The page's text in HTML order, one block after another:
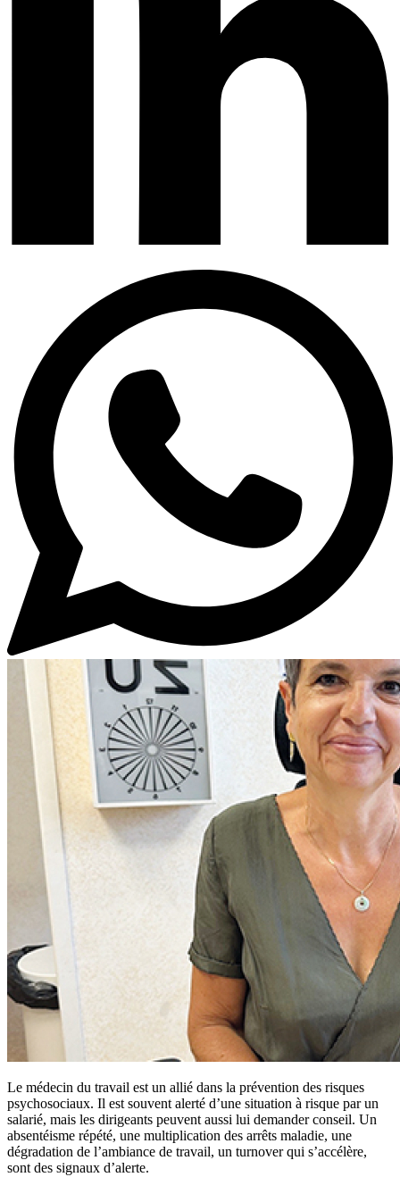
Le médecin du travail est un allié dans la prévention des risques
psychosociaux. Il est souvent alerté d’une situation à risque par un
salarié, mais les dirigeants peuvent aussi lui demander conseil. Un
absentéisme répété, une multiplication des arrêts maladie, une
dégradation de l’ambiance de travail, un turnover qui s’accélère,
sont des signaux d’alerte.